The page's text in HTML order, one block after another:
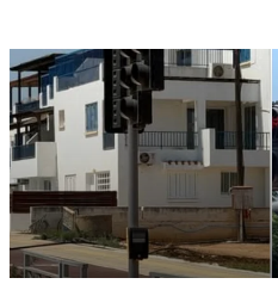
και να θυμόμαστε ότι κάθε
μπορεί να επηρεάσει